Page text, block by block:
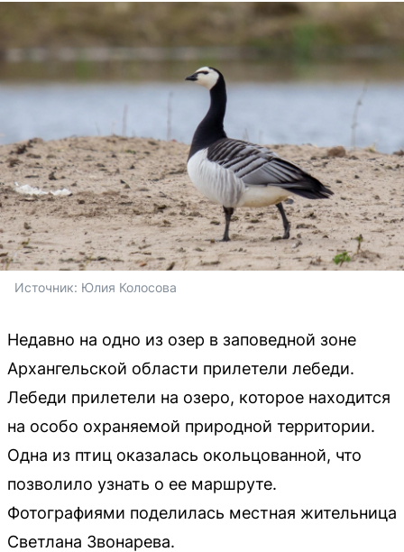
Источник: Юлия Колосова
Недавно на одно из озер в заповедной зоне
Архангельской области прилетели лебеди.
Лебеди прилетели на озеро, которое находится
на особо охраняемой природной территории.
Одна из птиц оказалась окольцованной, что
позволило узнать о ее маршруте.
Фотографиями поделилась местная жительница
Светлана Звонарева.